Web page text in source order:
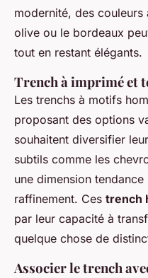
modernité, des
olive ou le bordeaux
tout en restant élégants.
Trench à imprimé et
Les trenchs à motifs
proposant des options
souhaitent diversifier
subtils comme les
une dimension
raffinement. Ces trench
par leur capacité à
quelque chose de
Associer le trench